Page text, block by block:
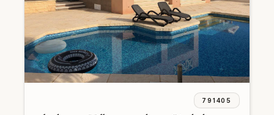
791405